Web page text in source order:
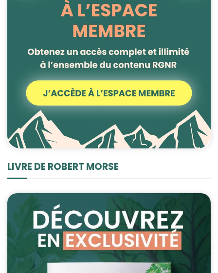
LIVRE DE ROBERT MORSE
sont
nécessaires au
fonctionnement
du site Web.
Statistiques
Afin que nous
puissions
fonctionnalité
du site Web,
en fonction
Experience
Afin que notre
site Web
fonctionne
aussi bien que
possible lors